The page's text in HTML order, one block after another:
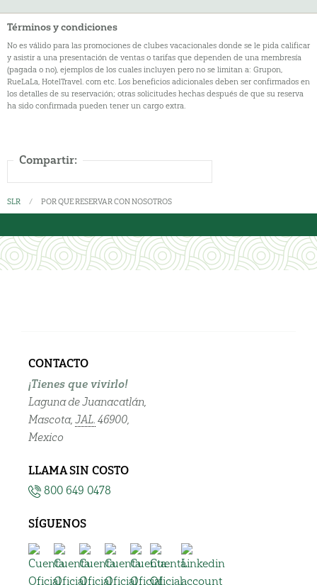
Términos y condiciones
No es válido para las promociones de clubes vacacionales donde se le pida calificar
y asistir a una presentación de ventas o tarifas que dependen de una membresía
(pagada o no), ejemplos de los cuales incluyen pero no se limitan a: Grupon,
RueLaLa, HotelTravel. com etc. Los beneficios adicionales deben ser confirmados en
los detalles de su reservación; otras solicitudes hechas después de que su reserva
ha sido confirmada pueden tener un cargo extra.
Compartir:
SLR POR QUE RESERVAR CON NOSOTROS
CONTACTO
¡Tienes que vivirlo!
Laguna de Juanacatlán,
Mascota, JAL. 46900,
Mexico
LLAMA SIN COSTO
800 649 0478
SÍGUENOS